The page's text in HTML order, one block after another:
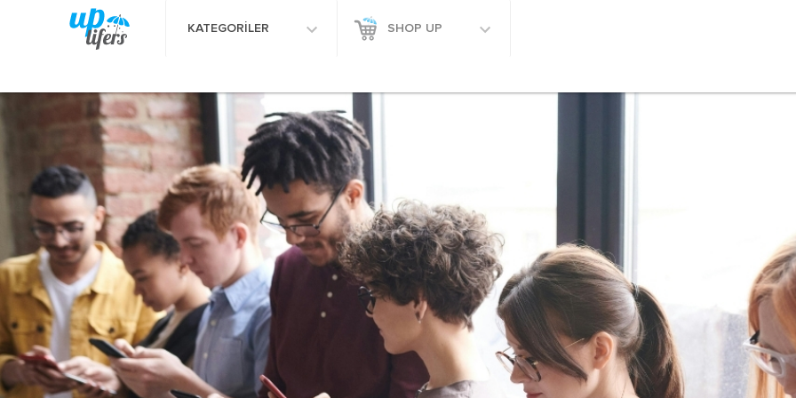
KATEGORİLER SHOP UP